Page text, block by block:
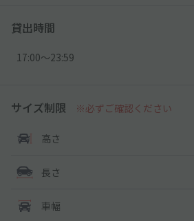
貸出時間
17:00〜23:59
サイズ制限 ※必ずご確認ください
高さ
長さ
車幅